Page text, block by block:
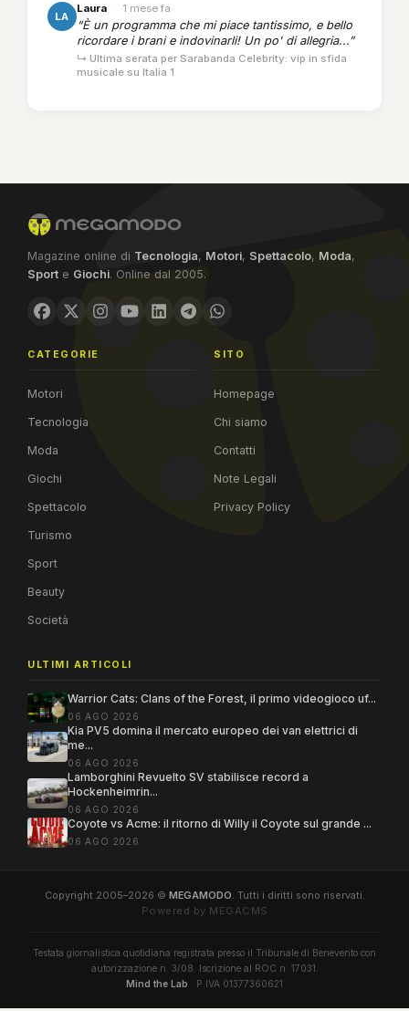
LA
Laura · 1 mese fa
“È un programma che mi piace tantissimo, e bello
ricordare i brani e indovinarli! Un po' di allegria...”
↳ Ultima serata per Sarabanda Celebrity: vip in sfida
musicale su Italia 1
Magazine online di Tecnologia, Motori, Spettacolo, Moda,
Sport e Giochi. Online dal 2005.
CATEGORIE
Motori
Tecnologia
Moda
Giochi
Spettacolo
Turismo
Sport
Beauty
Società
SITO
Homepage
Chi siamo
Contatti
Note Legali
Privacy Policy
ULTIMI ARTICOLI
Warrior Cats: Clans of the Forest, il primo videogioco uf...
06 AGO 2026
Kia PV5 domina il mercato europeo dei van elettrici di
me...
06 AGO 2026
Lamborghini Revuelto SV stabilisce record a
Hockenheimrin...
06 AGO 2026
Coyote vs Acme: il ritorno di Willy il Coyote sul grande ...
06 AGO 2026
Copyright 2005–2026 © MEGAMODO. Tutti i diritti sono riservati.
Powered by MEGACMS
Testata giornalistica quotidiana registrata presso il Tribunale di Benevento con
autorizzazione n. 3/08. Iscrizione al ROC n. 17031.
Mind the Lab · P.IVA 01377360621